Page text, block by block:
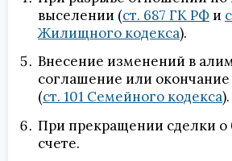
выселении (ст. 687 ГК РФ и
Жилищного кодекса).
Внесение изменений в
соглашение или окончание
(ст. 101 Семейного кодекса).
При прекращении сделки о
счете.